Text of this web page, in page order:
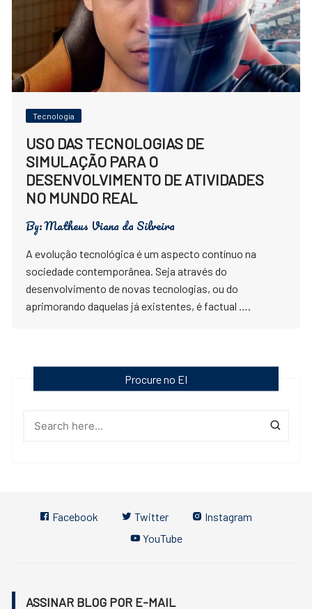
Tecnologia
USO DAS TECNOLOGIAS DE
SIMULAÇÃO PARA O
DESENVOLVIMENTO DE ATIVIDADES
NO MUNDO REAL
By:Matheus Viana da Silveira
A evolução tecnológica é um aspecto contínuo na
sociedade contemporânea. Seja através do
desenvolvimento de novas tecnologias, ou do
aprimorando daquelas já existentes, é factual ….
Procure no EI
Facebook Twitter
Instagram
YouTube
ASSINAR BLOG POR E-MAIL